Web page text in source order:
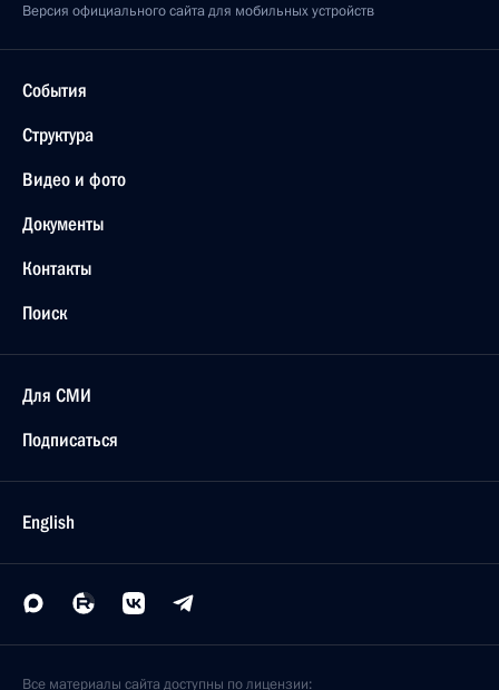
Версия официального сайта для мобильных устройств
События
Структура
Видео и фото
Документы
Контакты
Поиск
Для СМИ
Подписаться
English
Все материалы сайта доступны по лицензии: